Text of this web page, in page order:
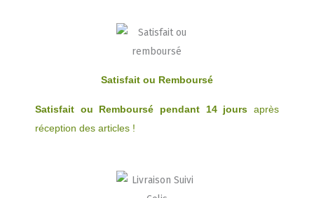
Satisfait ou Remboursé
Satisfait ou Remboursé pendant 14 jours après
réception des articles !